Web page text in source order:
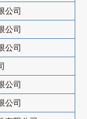
公司
公司
公司
公司
公司